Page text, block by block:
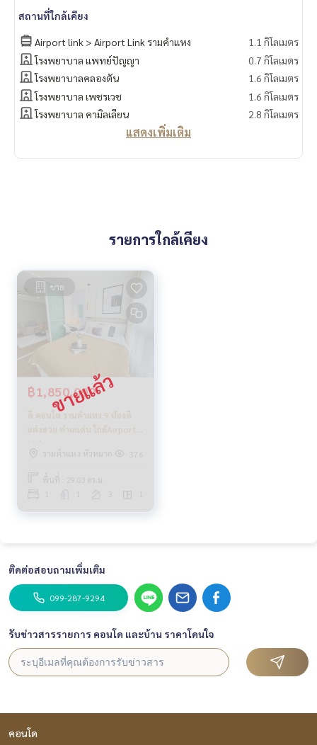
อยากดูคอนโด ต้องที่
DoCondo.com
สถานที่ใกล้เคียง
Airport link > Airport Link รามคำแหง
1.1 กิโลเมตร
โรงพยาบาล แพทย์ปัญญา
0.7 กิโลเมตร
โรงพยาบาลคลองตัน
1.6 กิโลเมตร
โรงพยาบาล เพชรเวช
1.6 กิโลเมตร
โรงพยาบาล คามิลเลียน
2.8 กิโลเมตร
แสดงเพิ่มเติม
รายการใกล้เคียง
ขาย
฿1,850,000
ดี คอนโด รามคำแหง 9 ห้องดี
แต่งสวย ทำเลเด่น ใกล้Airport
Link
รามคำแหง หัวหมาก
376
พื้นที่ : 29.03 ตร.ม.
ติดต่อสอบถามเพิ่มเติม
099-287-9294
รับข่าวสารรายการ คอนโด และบ้าน ราคาโดนใจ
คอนโด